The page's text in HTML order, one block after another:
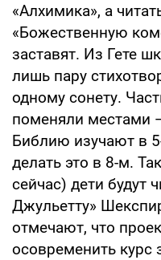
«Алхимика», а
«Божественную
заставят. Из Гете
лишь пару
одному сонету.
поменяли местами
Библию изучают в
делать это в 8-м.
сейчас) дети будут
Джульетту»
отмечают, что
осовременить курс